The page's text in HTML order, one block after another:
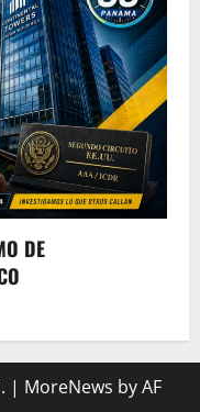
DE
| MoreNews by AF